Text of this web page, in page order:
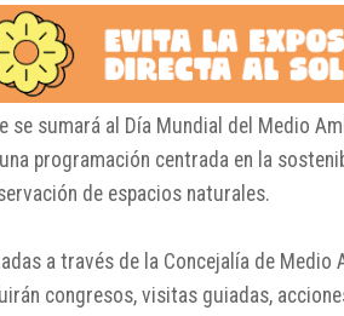
se sumará al Día Mundial del Medio
programación centrada en la
de espacios naturales.
a través de la Concejalía de Medio
congresos, visitas guiadas,